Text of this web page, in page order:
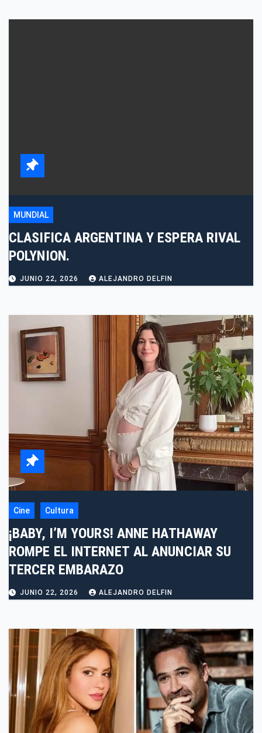
MUNDIAL
CLASIFICA ARGENTINA Y ESPERA RIVAL
POLYNION.
JUNIO 22, 2026 ALEJANDRO DELFIN
Cine Cultura
¡BABY, I’M YOURS! ANNE HATHAWAY
ROMPE EL INTERNET AL ANUNCIAR SU
TERCER EMBARAZO
JUNIO 22, 2026 ALEJANDRO DELFIN